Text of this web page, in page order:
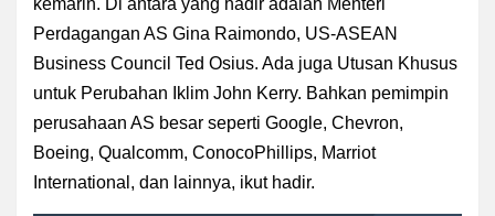
Perdagangan AS Gina Raimondo, US-ASEAN
Business Council Ted Osius. Ada juga Utusan Khusus
untuk Perubahan Iklim John Kerry. Bahkan pemimpin
perusahaan AS besar seperti Google, Chevron,
Boeing, Qualcomm, ConocoPhillips, Marriot
International, dan lainnya, ikut hadir.